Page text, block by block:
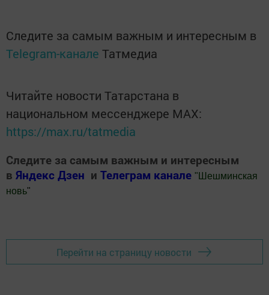
Следите за самым важным и интересным в
Telegram-канале Татмедиа
Читайте новости Татарстана в
национальном мессенджере MАХ:
https://max.ru/tatmedia
Следите за самым важным и интересным
в Яндекс Дзен и Телеграм канале " Шешминская
новь"
Перейти на страницу новости